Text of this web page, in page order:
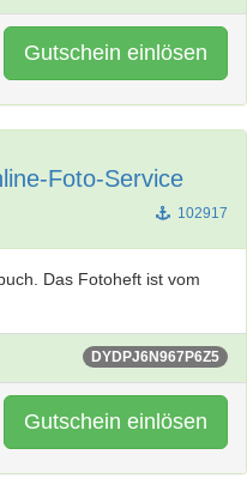
Gutschein einlösen
Foto-Service
102917
Das Fotoheft ist vom
DYDPJ6N967P6Z5
Gutschein einlösen